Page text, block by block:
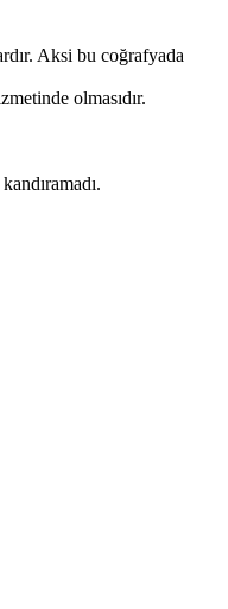
Aksi bu coğrafyada
olmasıdır.